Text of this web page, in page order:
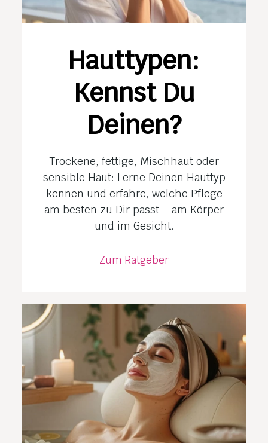
Hauttypen:
Kennst Du
Deinen?
Trockene, fettige, Mischhaut oder
sensible Haut: Lerne Deinen Hauttyp
kennen und erfahre, welche Pflege
am besten zu Dir passt – am Körper
und im Gesicht.
Zum Ratgeber